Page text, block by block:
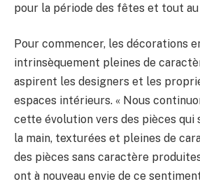
pour la période des fêtes et tout au
Pour commencer, les décorations
intrinsèquement pleines de
aspirent les designers et les
espaces intérieurs. « Nous
cette évolution vers des pièces qui
la main, texturées et pleines de
des pièces sans caractère
ont à nouveau envie de ce